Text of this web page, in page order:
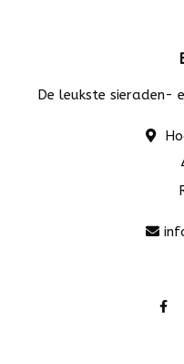
De leukste sieraden-